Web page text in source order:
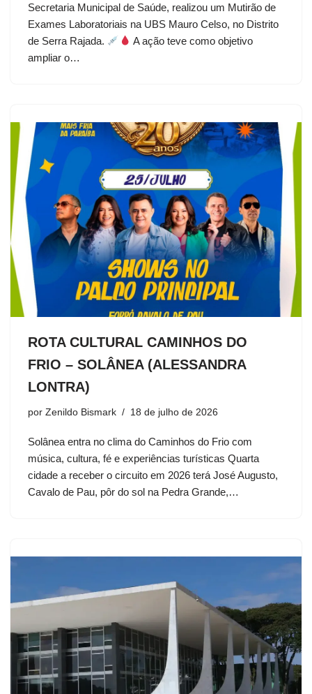
Secretaria Municipal de Saúde, realizou um Mutirão de
Exames Laboratoriais na UBS Mauro Celso, no Distrito
de Serra Rajada.
A ação teve como objetivo
ampliar o…
ROTA CULTURAL CAMINHOS DO
FRIO – SOLÂNEA (ALESSANDRA
LONTRA)
por Zenildo Bismark 18 de julho de 2026
Solânea entra no clima do Caminhos do Frio com
música, cultura, fé e experiências turísticas Quarta
cidade a receber o circuito em 2026 terá José Augusto,
Cavalo de Pau, pôr do sol na Pedra Grande,…